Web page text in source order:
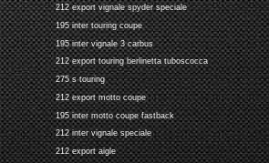
212 export vignale spyder speciale
195 inter touring coupe
195 inter vignale 3 carbus
212 export touring berlinetta tuboscocca
275 s touring
212 export motto coupe
195 inter motto coupe fastback
212 inter vignale speciale
212 export aigle